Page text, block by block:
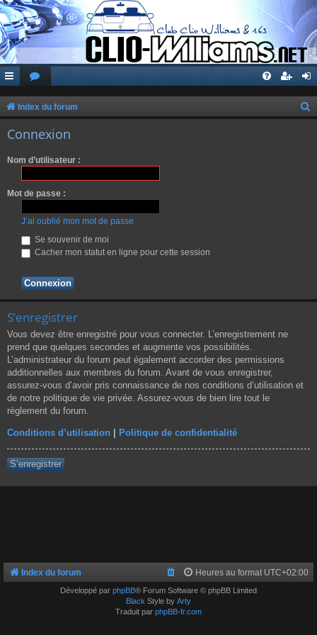
Index du forum
Connexion
Nom d’utilisateur :
Mot de passe :
J’ai oublié mon mot de passe
Se souvenir de moi
Cacher mon statut en ligne pour cette session
S’enregistrer
Vous devez être enregistré pour vous connecter. L’enregistrement ne
prend que quelques secondes et augmente vos possibilités.
L’administrateur du forum peut également accorder des permissions
additionnelles aux membres du forum. Avant de vous enregistrer,
assurez-vous d’avoir pris connaissance de nos conditions d’utilisation et
de notre politique de vie privée. Assurez-vous de bien lire tout le
règlement du forum.
Conditions d’utilisation Politique de confidentialité
S’enregistrer
Index du forum Heures au format UTC+02:00
Développé par phpBB® Forum Software © phpBB Limited
Black Style by Arty
Traduit par phpBB-fr.com